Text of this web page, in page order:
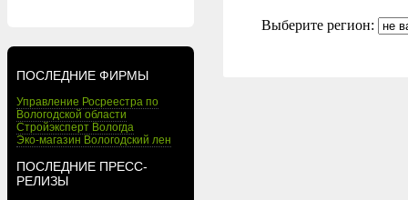
ПОСЛЕДНИЕ ФИРМЫ
Управление Росреестра по
Вологодской области
Стройэксперт Вологда
Эко-магазин Вологодский лен
ПОСЛЕДНИЕ ПРЕСС-
РЕЛИЗЫ
Выберите регион: